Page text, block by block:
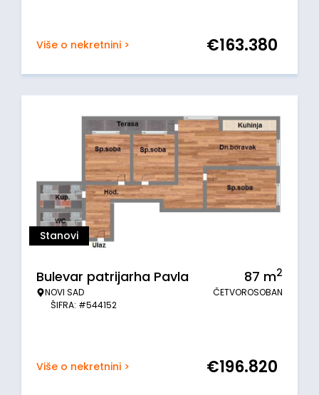
Više o nekretnini > €163.380
Stanovi
Bulevar patrijarha Pavla
NOVI SAD
ŠIFRA: #544152
87 m2
ČETVOROSOBAN
Više o nekretnini > €196.820